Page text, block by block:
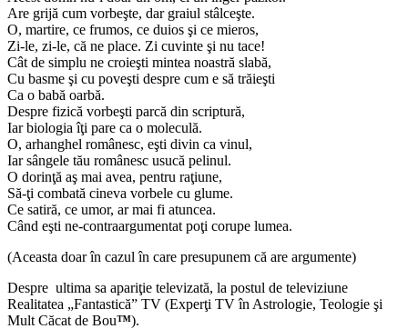
Are grijă cum vorbeşte, dar graiul stâlceşte.
O, martire, ce frumos, ce duios şi ce mieros,
Zi-le, zi-le, că ne place. Zi cuvinte şi nu tace!
Cât de simplu ne croieşti mintea noastră slabă,
Cu basme şi cu poveşti despre cum e să trăieşti
Ca o babă oarbă.
Despre fizică vorbeşti parcă din scriptură,
Iar biologia îţi pare ca o moleculă.
O, arhanghel românesc, eşti divin ca vinul,
Iar sângele tău românesc usucă pelinul.
O dorinţă aş mai avea, pentru raţiune,
Să-ţi combată cineva vorbele cu glume.
Ce satiră, ce umor, ar mai fi atuncea.
Când eşti ne-contraargumentat poţi corupe lumea.
(Aceasta doar în cazul în care presupunem că are argumente)
Despre ultima sa apariţie televizată, la postul de televiziune
Realitatea „Fantastică” TV (Experţi TV în Astrologie, Teologie şi
Mult Căcat de Bou™).